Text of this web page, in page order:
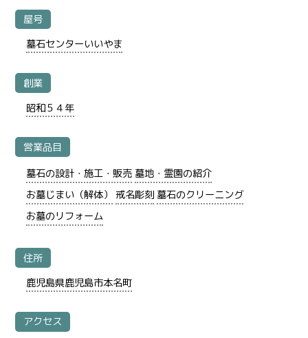
屋号
墓石センターいいやま
創業
昭和５４年
営業品目
墓石の設計・施工・販売 墓地・霊園の紹介
お墓じまい（解体） 戒名彫刻 墓石のクリーニング
お墓のリフォーム
住所
鹿児島県鹿児島市本名町
アクセス